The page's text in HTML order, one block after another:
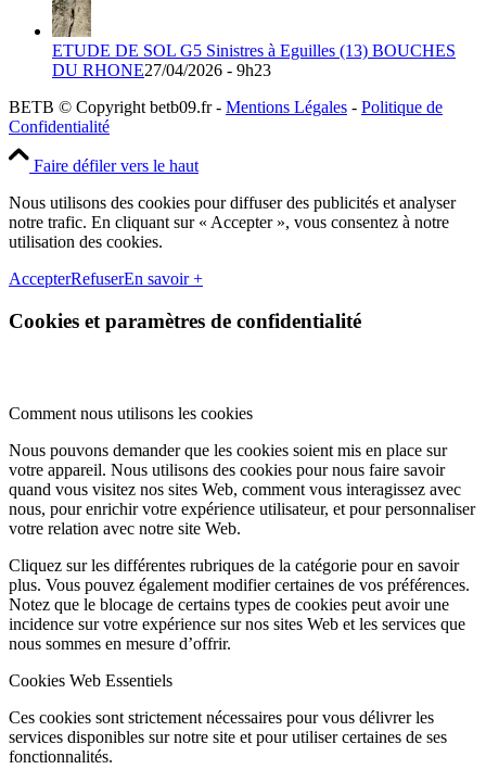
ETUDE DE SOL G5 Sinistres à Eguilles (13) BOUCHES
DU RHONE27/04/2026 - 9h23
BETB © Copyright betb09.fr - Mentions Légales - Politique de
Confidentialité
Faire défiler vers le haut
Nous utilisons des cookies pour diffuser des publicités et analyser
notre trafic. En cliquant sur « Accepter », vous consentez à notre
utilisation des cookies.
AccepterRefuserEn savoir +
Cookies et paramètres de confidentialité
Comment nous utilisons les cookies
Nous pouvons demander que les cookies soient mis en place sur
votre appareil. Nous utilisons des cookies pour nous faire savoir
quand vous visitez nos sites Web, comment vous interagissez avec
nous, pour enrichir votre expérience utilisateur, et pour personnaliser
votre relation avec notre site Web.
Cliquez sur les différentes rubriques de la catégorie pour en savoir
plus. Vous pouvez également modifier certaines de vos préférences.
Notez que le blocage de certains types de cookies peut avoir une
incidence sur votre expérience sur nos sites Web et les services que
nous sommes en mesure d’offrir.
Cookies Web Essentiels
Ces cookies sont strictement nécessaires pour vous délivrer les
services disponibles sur notre site et pour utiliser certaines de ses
fonctionnalités.